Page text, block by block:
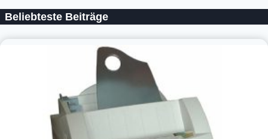
Beliebteste Beiträge